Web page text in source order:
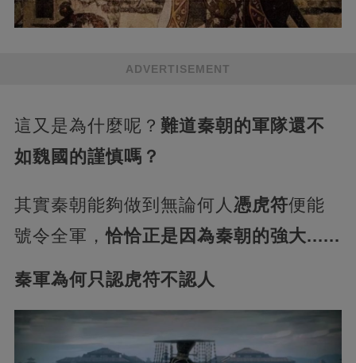
ADVERTISEMENT
這又是為什麼呢？ 難道秦朝的軍隊還不
如魏國的謹慎嗎？
其實秦朝能夠做到無論何人 憑虎符便能
號令全軍，恰恰正是因為秦朝的強大......
秦軍為何只認虎符不認人